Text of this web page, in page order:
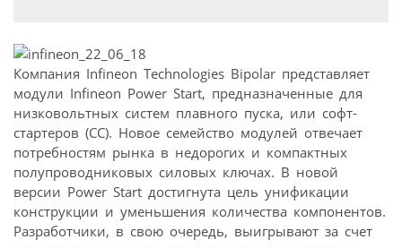
Компания Infineon Technologies Bipolar представляет
модули Infineon Power Start, предназначенные для
низковольтных систем плавного пуска, или софт-
стартеров (СС). Новое семейство модулей отвечает
потребностям рынка в недорогих и компактных
полупроводниковых силовых ключах. В новой
версии Power Start достигнута цель унификации
конструкции и уменьшения количества компонентов.
Разработчики, в свою очередь, выигрывают за счет